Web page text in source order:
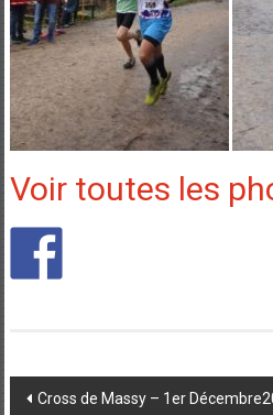
Voir toutes les
Post
Cross de Massy – 1er